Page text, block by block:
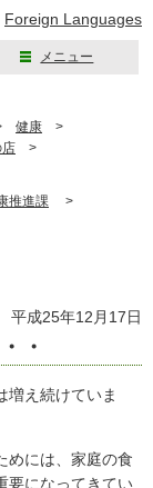
Foreign Languages
メニュー
健康 >
>
推進課 >
平成25年12月17日
・
え続けていま
めには、家庭の食
要になってきてい